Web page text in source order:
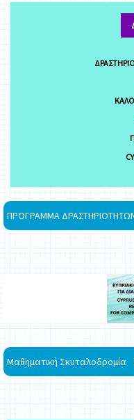
ΠΡΟΓΡΑΜΜΑ
Μαθηματική Σκυταλοδρομία